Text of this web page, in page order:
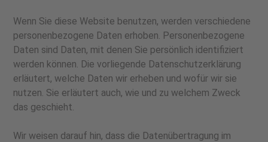
Wenn Sie diese Website benutzen, werden verschiedene
personenbezogene Daten erhoben. Personenbezogene
Daten sind Daten, mit denen Sie persönlich identifiziert
werden können. Die vorliegende Datenschutzerklärung
erläutert, welche Daten wir erheben und wofür wir sie
nutzen. Sie erläutert auch, wie und zu welchem Zweck
das geschieht.
Wir weisen darauf hin, dass die Datenübertragung im